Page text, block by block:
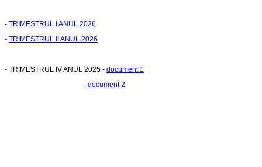
- TRIMESTRUL I ANUL 2026
- TRIMESTRUL II ANUL 2026
- TRIMESTRUL IV ANUL 2025 - document 1
- document 2